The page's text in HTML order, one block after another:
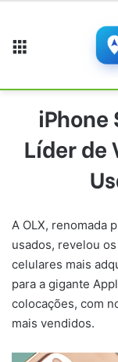
iPhone
Líder de
A OLX, renomada
usados, revelou
celulares mais
para a gigante
colocações, com
mais vendidos.